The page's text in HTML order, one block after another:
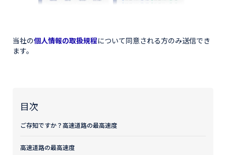
当社の個人情報の取扱規程について同意される方のみ送信でき
ます。
目次
ご存知ですか？高速道路の最高速度
高速道路の最高速度